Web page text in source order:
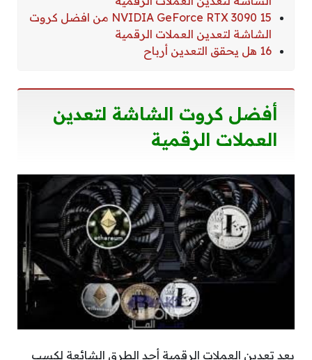
15 NVIDIA GeForce RTX 3090 من افضل كروت
الشاشة لتعدين العملات الرقمية
16 هل يحقق التعدين أرباح
أفضل كروت الشاشة لتعدين
العملات الرقمية
يعد تعدين العملات الرقمية أحد الطرق الشائعة لكسب